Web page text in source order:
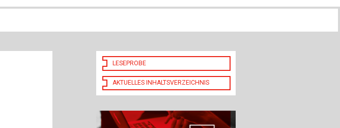
LESEPROBE
AKTUELLES INHALTSVERZEICHNIS